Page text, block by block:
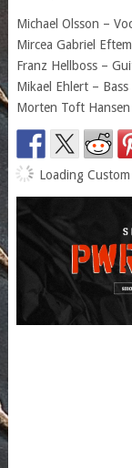
Michael Olsson –
Mircea Gabriel
Franz Hellboss –
Mikael Ehlert – Bass
Morten Toft
Loading